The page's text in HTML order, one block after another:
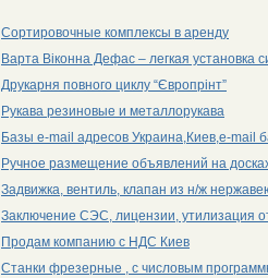
Сортировочные комплексы в аренду
Варта Віконна Дефас – легкая установка
Друкарня повного циклу “Європрінт”
Рукава резиновые и металлорукава
Базы e-mail адресов Украина,Киев,e-mail
Ручное размещение объявлений на
Задвижка, вентиль, клапан из н/ж
Заключение СЭС, лицензии, утилизация
Продам компанию с НДС Киев
Станки фрезерные , с числовым